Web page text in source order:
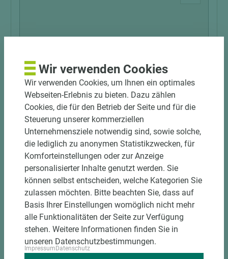
Art.-Nr. 04200010222
Griffwerk Drückergarnitur TITANO SB_884
matt
Wir verwenden Cookies
Wir verwenden Cookies, um Ihnen ein optimales
Webseiten-Erlebnis zu bieten. Dazu zählen
Cookies, die für den Betrieb der Seite und für die
Steuerung unserer kommerziellen
Unternehmensziele notwendig sind, sowie solche,
die lediglich zu anonymen Statistikzwecken, für
Komforteinstellungen oder zur Anzeige
personalisierter Inhalte genutzt werden. Sie
können selbst entscheiden, welche Kategorien Sie
zulassen möchten. Bitte beachten Sie, dass auf
Basis Ihrer Einstellungen womöglich nicht mehr
alle Funktionalitäten der Seite zur Verfügung
stehen. Weitere Informationen finden Sie in
unseren Datenschutzbestimmungen.
Impressum Datenschutz